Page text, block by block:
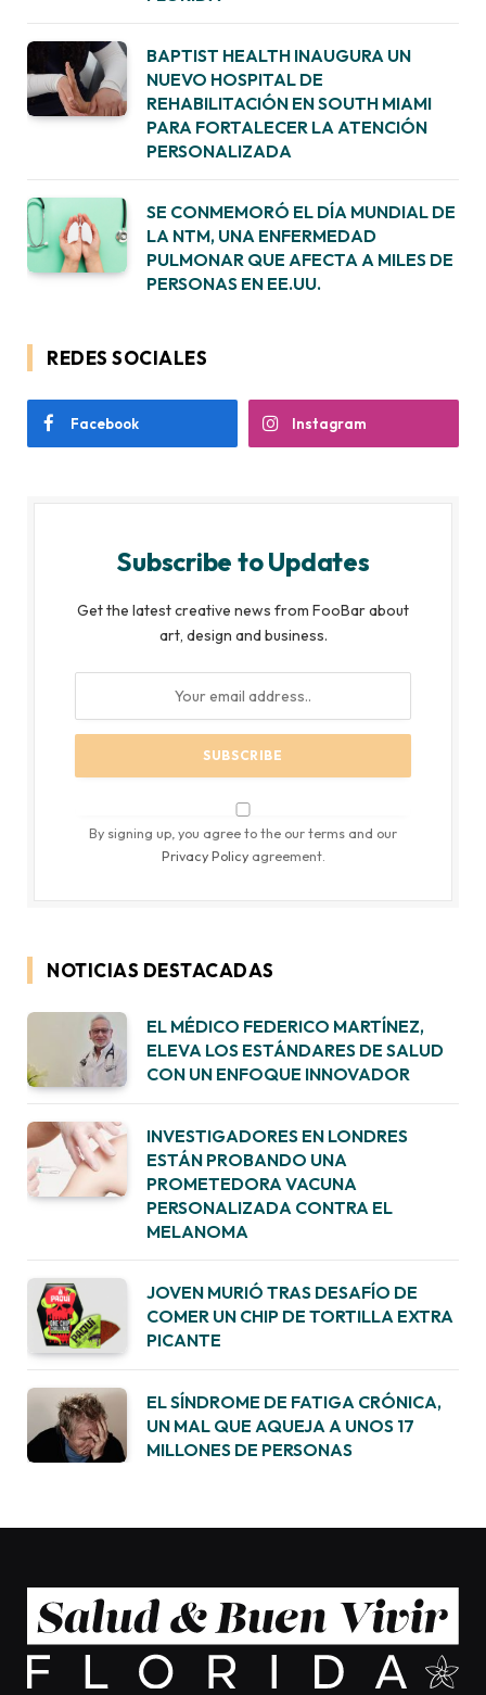
BAPTIST HEALTH INAUGURA UN
NUEVO HOSPITAL DE
REHABILITACIÓN EN SOUTH MIAMI
PARA FORTALECER LA ATENCIÓN
PERSONALIZADA
SE CONMEMORÓ EL DÍA MUNDIAL DE
LA NTM, UNA ENFERMEDAD
PULMONAR QUE AFECTA A MILES DE
PERSONAS EN EE.UU.
REDES SOCIALES
Facebook Instagram
Subscribe to Updates
Get the latest creative news from FooBar about
art, design and business.
By signing up, you agree to the our terms and our
Privacy Policyagreement.
NOTICIAS DESTACADAS
EL MÉDICO FEDERICO MARTÍNEZ,
ELEVA LOS ESTÁNDARES DE SALUD
CON UN ENFOQUE INNOVADOR
INVESTIGADORES EN LONDRES
ESTÁN PROBANDO UNA
PROMETEDORA VACUNA
PERSONALIZADA CONTRA EL
MELANOMA
JOVEN MURIÓ TRAS DESAFÍO DE
COMER UN CHIP DE TORTILLA EXTRA
PICANTE
EL SÍNDROME DE FATIGA CRÓNICA,
UN MAL QUE AQUEJA A UNOS 17
MILLONES DE PERSONAS